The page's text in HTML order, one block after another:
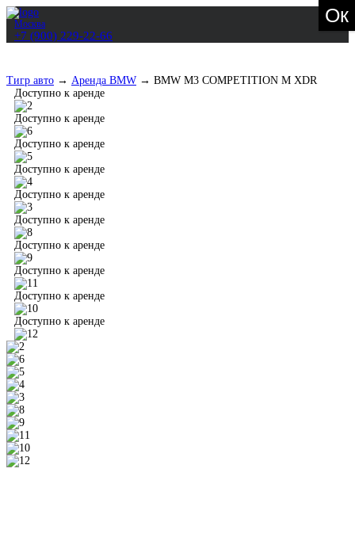
Москва
+7 (900) 229-22-66
Тигр авто → Аренда BMW → BMW М3 COMPETITION M XDR
Доступно к аренде
Доступно к аренде
Доступно к аренде
Доступно к аренде
Доступно к аренде
Доступно к аренде
Доступно к аренде
Доступно к аренде
Доступно к аренде
Доступно к аренде
Ок